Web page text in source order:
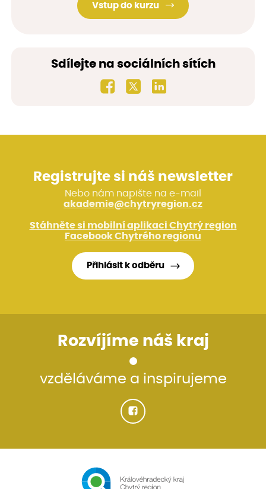
Vstup do kurzu
Sdílejte na sociálních sítích
Registrujte si náš newsletter
Nebo nám napište na e-mail
akademie@chytryregion.cz
Stáhněte si mobilní aplikaci Chytrý region
Facebook Chytrého regionu
Přihlásit k odběru
Rozvíjíme náš kraj
vzděláváme a inspirujeme